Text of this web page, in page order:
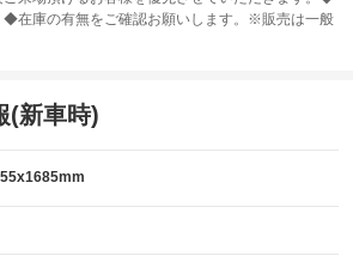
ABS
◆在庫の有無をご確認お願いします。※販売は一般
(新車時)